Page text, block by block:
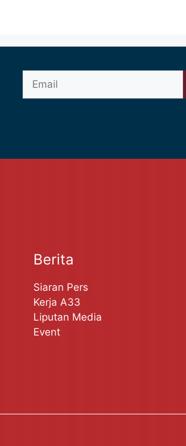
Berita
Siaran Pers
Kerja A33
Liputan Media
Event